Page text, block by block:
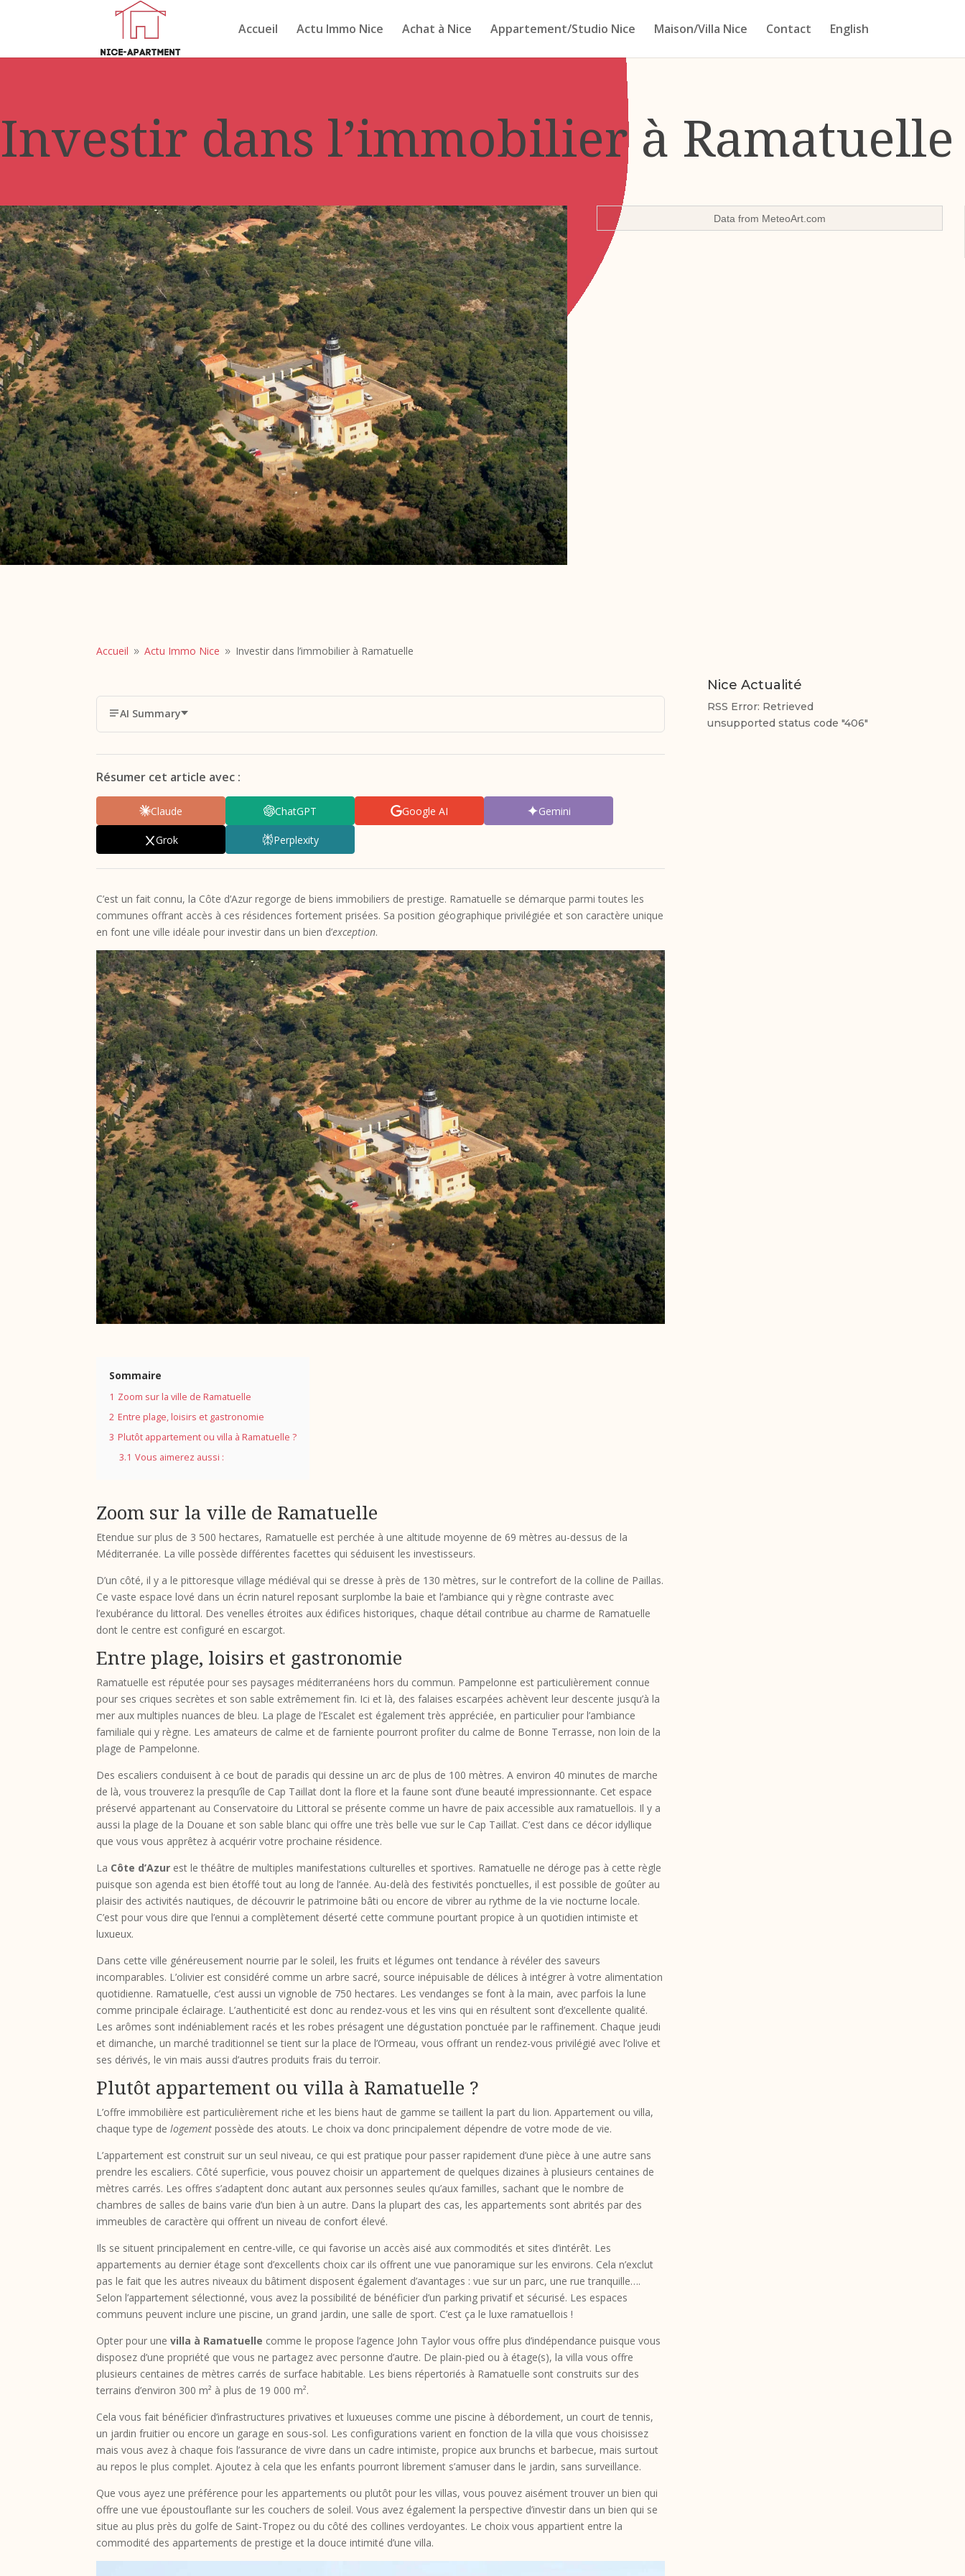
Accueil Actu Immo Nice Achat à Nice Appartement/Studio Nice Maison/Villa Nice Contact English
Investir dans l’immobilier à Ramatuelle
Data from MeteoArt.com
Accueil 9 Actu Immo Nice 9 Investir dans l’immobilier à Ramatuelle
AI Summary
Résumer cet article avec :
Claude ChatGPT Google AI Gemini
Grok Perplexity
C’est un fait connu, la Côte d’Azur regorge de biens immobiliers de prestige. Ramatuelle se démarque parmi toutes les
communes offrant accès à ces résidences fortement prisées. Sa position géographique privilégiée et son caractère unique
en font une ville idéale pour investir dans un bien d’exception.
Sommaire
1 Zoom sur la ville de Ramatuelle
2 Entre plage, loisirs et gastronomie
3 Plutôt appartement ou villa à Ramatuelle ?
3.1 Vous aimerez aussi :
Zoom sur la ville de Ramatuelle
Etendue sur plus de 3 500 hectares, Ramatuelle est perchée à une altitude moyenne de 69 mètres au-dessus de la
Méditerranée. La ville possède différentes facettes qui séduisent les investisseurs.
D’un côté, il y a le pittoresque village médiéval qui se dresse à près de 130 mètres, sur le contrefort de la colline de Paillas.
Ce vaste espace lové dans un écrin naturel reposant surplombe la baie et l’ambiance qui y règne contraste avec
l’exubérance du littoral. Des venelles étroites aux édifices historiques, chaque détail contribue au charme de Ramatuelle
dont le centre est configuré en escargot.
Entre plage, loisirs et gastronomie
Ramatuelle est réputée pour ses paysages méditerranéens hors du commun. Pampelonne est particulièrement connue
pour ses criques secrètes et son sable extrêmement fin. Ici et là, des falaises escarpées achèvent leur descente jusqu’à la
mer aux multiples nuances de bleu. La plage de l’Escalet est également très appréciée, en particulier pour l’ambiance
familiale qui y règne. Les amateurs de calme et de farniente pourront profiter du calme de Bonne Terrasse, non loin de la
plage de Pampelonne.
Des escaliers conduisent à ce bout de paradis qui dessine un arc de plus de 100 mètres. A environ 40 minutes de marche
de là, vous trouverez la presqu’île de Cap Taillat dont la flore et la faune sont d’une beauté impressionnante. Cet espace
préservé appartenant au Conservatoire du Littoral se présente comme un havre de paix accessible aux ramatuellois. Il y a
aussi la plage de la Douane et son sable blanc qui offre une très belle vue sur le Cap Taillat. C’est dans ce décor idyllique
que vous vous apprêtez à acquérir votre prochaine résidence.
La Côte d’Azur est le théâtre de multiples manifestations culturelles et sportives. Ramatuelle ne déroge pas à cette règle
puisque son agenda est bien étoffé tout au long de l’année. Au-delà des festivités ponctuelles, il est possible de goûter au
plaisir des activités nautiques, de découvrir le patrimoine bâti ou encore de vibrer au rythme de la vie nocturne locale.
C’est pour vous dire que l’ennui a complètement déserté cette commune pourtant propice à un quotidien intimiste et
luxueux.
Dans cette ville généreusement nourrie par le soleil, les fruits et légumes ont tendance à révéler des saveurs
incomparables. L’olivier est considéré comme un arbre sacré, source inépuisable de délices à intégrer à votre alimentation
quotidienne. Ramatuelle, c’est aussi un vignoble de 750 hectares. Les vendanges se font à la main, avec parfois la lune
comme principale éclairage. L’authenticité est donc au rendez-vous et les vins qui en résultent sont d’excellente qualité.
Les arômes sont indéniablement racés et les robes présagent une dégustation ponctuée par le raffinement. Chaque jeudi
et dimanche, un marché traditionnel se tient sur la place de l’Ormeau, vous offrant un rendez-vous privilégié avec l’olive et
ses dérivés, le vin mais aussi d’autres produits frais du terroir.
Plutôt appartement ou villa à Ramatuelle ?
L’offre immobilière est particulièrement riche et les biens haut de gamme se taillent la part du lion. Appartement ou villa,
chaque type delogementpossède des atouts. Le choix va donc principalement dépendre de votre mode de vie.
L’appartement est construit sur un seul niveau, ce qui est pratique pour passer rapidement d’une pièce à une autre sans
prendre les escaliers. Côté superficie, vous pouvez choisir un appartement de quelques dizaines à plusieurs centaines de
mètres carrés. Les offres s’adaptent donc autant aux personnes seules qu’aux familles, sachant que le nombre de
chambres de salles de bains varie d’un bien à un autre. Dans la plupart des cas, les appartements sont abrités par des
immeubles de caractère qui offrent un niveau de confort élevé.
Ils se situent principalement en centre-ville, ce qui favorise un accès aisé aux commodités et sites d’intérêt. Les
appartements au dernier étage sont d’excellents choix car ils offrent une vue panoramique sur les environs. Cela n’exclut
pas le fait que les autres niveaux du bâtiment disposent également d’avantages : vue sur un parc, une rue tranquille….
Selon l’appartement sélectionné, vous avez la possibilité de bénéficier d’un parking privatif et sécurisé. Les espaces
communs peuvent inclure une piscine, un grand jardin, une salle de sport. C’est ça le luxe ramatuellois !
Opter pour unevilla à Ramatuelle comme le propose l’agence John Taylor vous offre plus d’indépendance puisque vous
disposez d’une propriété que vous ne partagez avec personne d’autre. De plain-pied ou à étage(s), la villa vous offre
plusieurs centaines de mètres carrés de surface habitable. Les biens répertoriés à Ramatuelle sont construits sur des
terrains d’environ 300 m² à plus de 19 000 m².
Cela vous fait bénéficier d’infrastructures privatives et luxueuses comme une piscine à débordement, un court de tennis,
un jardin fruitier ou encore un garage en sous-sol. Les configurations varient en fonction de la villa que vous choisissez
mais vous avez à chaque fois l’assurance de vivre dans un cadre intimiste, propice aux brunchs et barbecue, mais surtout
au repos le plus complet. Ajoutez à cela que les enfants pourront librement s’amuser dans le jardin, sans surveillance.
Que vous ayez une préférence pour les appartements ou plutôt pour les villas, vous pouvez aisément trouver un bien qui
offre une vue époustouflante sur les couchers de soleil. Vous avez également la perspective d’investir dans un bien qui se
situe au plus près du golfe de Saint-Tropez ou du côté des collines verdoyantes. Le choix vous appartient entre la
commodité des appartements de prestige et la douce intimité d’une villa.
Nice Actualité
RSS Error: Retrieved
unsupported status code "406"